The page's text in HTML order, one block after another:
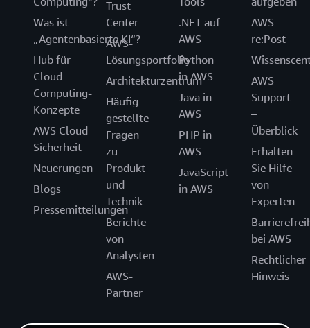
Was ist
„Agentenbasierte KI“?
Hub für
Cloud-
Computing-
Konzepte
AWS Cloud
Sicherheit
Neuerungen
Blogs
Pressemitteilungen
Trust
Center
AWS-
Lösungsportfolio
Architekturzentrum
Häufig
gestellte
Fragen
zu
Produkt
und
Technik
Berichte
von
Analysten
AWS-
Partner
.NET auf
AWS
Python
in AWS
Java in
AWS
PHP in
AWS
JavaScript
in AWS
AWS
re:Post
AWS
Support
–
Überblick
Erhalten
Sie Hilfe
von
Experten
bei AWS
Rechtlicher
Hinweis